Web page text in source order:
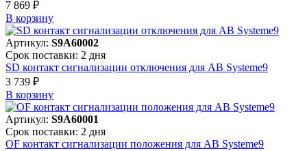
7 869 ₽
В корзинy
Артикул: S9A60002
Срок поставки: 2 дня
SD контакт сигнализации отключения для АВ Systeme9
3 739 ₽
В корзинy
Артикул: S9A60001
Срок поставки: 2 дня
OF контакт сигнализации положения для АВ Systeme9